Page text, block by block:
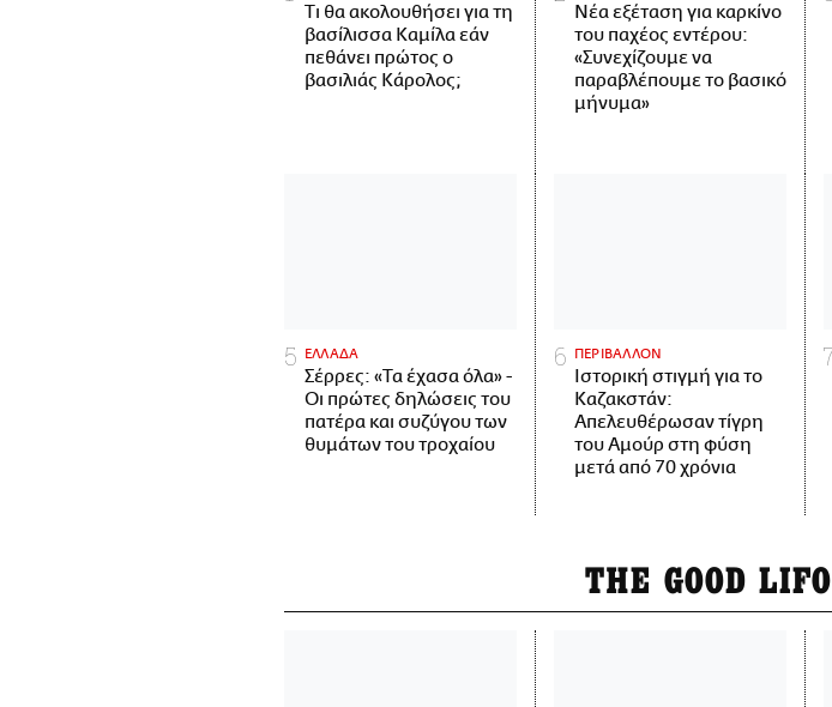
Τι θα ακολουθήσει για τη
βασίλισσα Καμίλα εάν
πεθάνει πρώτος ο
βασιλιάς Κάρολος;
Νέα εξέταση για καρκίνο
του παχέος εντέρου:
«Συνεχίζουμε να
παραβλέπουμε το βασικό
μήνυμα»
ΕΛΛΑΔΑ
Σέρρες: «Τα έχασα όλα» -
Οι πρώτες δηλώσεις του
πατέρα και συζύγου των
θυμάτων του τροχαίου
ΠΕΡΙΒΑΛΛΟΝ
Ιστορική στιγμή για το
Καζακστάν:
Απελευθέρωσαν τίγρη
του Αμούρ στη φύση
μετά από 70 χρόνια
THE GOOD LIFO